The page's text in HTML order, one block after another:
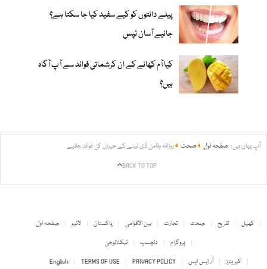
پیلے دانتوں کو کیے سفید کیا جا سکتا ہے؟
جانیے آسان ٹپس
کیا آم کھانے کے ان کرشماتی فوائد سے آپ آگاہ
ہیں؟
آپ یہاں ہیں: صفحہ اول صحت روزانہ وٹامن ڈی لینے کے حیران کن فوائد جانیے
BACK TO TOP
صفحہ اول لائیو پاکستان بین الاقوامی تجارت صحت تفریح
کھیل
ٹیکنالوجی
دلچسپ
پروگرام
English
TERMS OF USE PRIVACY POLICY آر ایس ایس کیریئرز